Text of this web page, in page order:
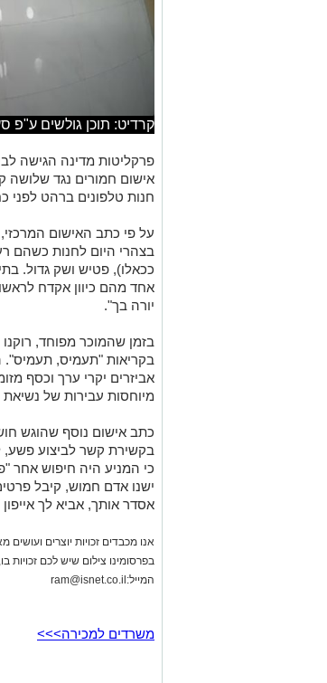
קרדיט: תוכן גולשים ע"פ סעיף
פרקליטות מדינה הגישה
חנות טלפונים ברהט לפני
על פי כתב האישום המרכזי,
בצהרי היום לחנות כשהם
ככאלו), פטיש ושק גדול.
אחד מהם כיוון אקדח
יורה בך".
בזמן שהמוכר מפוחד,
בקריאות "תעמיס, תעמיס".
מיוחסות עבירות של
כתב אישום נוסף שהוגש
בקשירת קשר לביצוע פשע,
כי המניע היה חיפוש אחר
ישנו אדם חמוש, קיבל
אסדר אותך, אביא לך אייפון 17".
אנו מכבדים זכויות יוצרים
בפרסומינו צילום שיש לכם
המייל: ram@isnet.co.il
משרדים למכירה>>>